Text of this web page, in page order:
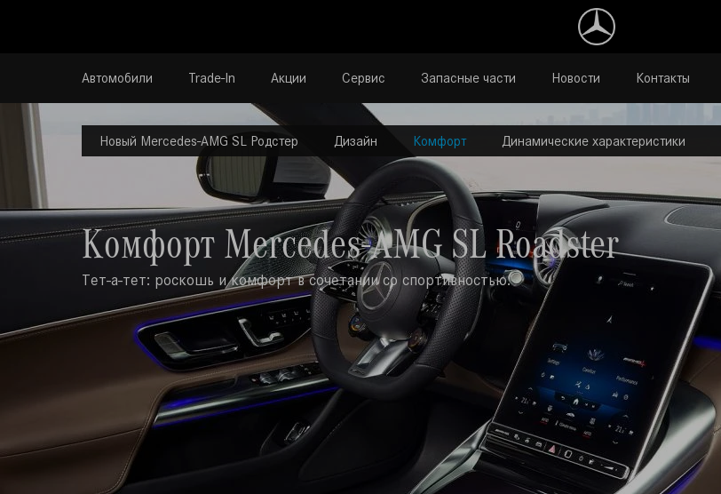
Автомобили Trade-In Акции Сервис Запасные части Новости Контакты
Новый Mercedes-AMG SL Родстер Дизайн Комфорт Динамические характеристики
Комфорт Mercedes-AMG SL Roadster
Тет-а-тет: роскошь и комфорт в сочетании со спортивностью.